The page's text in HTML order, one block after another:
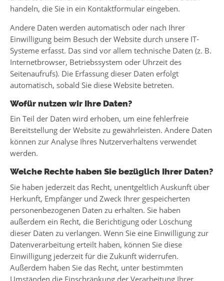
handeln, die Sie in ein Kontaktformular eingeben.
Andere Daten werden automatisch oder nach Ihrer
Einwilligung beim Besuch der Website durch unsere IT-
Systeme erfasst. Das sind vor allem technische Daten (z. B.
Internetbrowser, Betriebssystem oder Uhrzeit des
Seitenaufrufs). Die Erfassung dieser Daten erfolgt
automatisch, sobald Sie diese Website betreten.
Wofür nutzen wir Ihre Daten?
Ein Teil der Daten wird erhoben, um eine fehlerfreie
Bereitstellung der Website zu gewährleisten. Andere Daten
können zur Analyse Ihres Nutzerverhaltens verwendet
werden.
Welche Rechte haben Sie bezüglich Ihrer Daten?
Sie haben jederzeit das Recht, unentgeltlich Auskunft über
Herkunft, Empfänger und Zweck Ihrer gespeicherten
personenbezogenen Daten zu erhalten. Sie haben
außerdem ein Recht, die Berichtigung oder Löschung
dieser Daten zu verlangen. Wenn Sie eine Einwilligung zur
Datenverarbeitung erteilt haben, können Sie diese
Einwilligung jederzeit für die Zukunft widerrufen.
Außerdem haben Sie das Recht, unter bestimmten
Umständen die Einschränkung der Verarbeitung Ihrer